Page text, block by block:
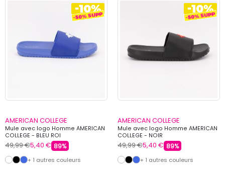
AMERICAN COLLEGE
Mule avec logo Homme AMERICAN
COLLEGE - BLEU ROI
49,99 €5,40 € 89%
+ 1 autres couleurs
AMERICAN COLLEGE
Mule avec logo Homme AMERICAN
COLLEGE - NOIR
49,99 €5,40 € 89%
+ 1 autres couleurs